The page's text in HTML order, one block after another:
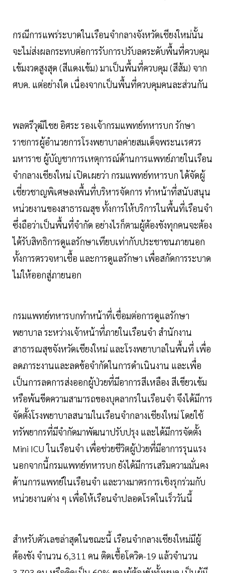
กรณีการแพร่ระบาดในเรือนจำกลางจังหวัดเชียงใหม่นั้น
จะไม่ส่งผลกระทบต่อการรับการปรับลดระดับพื้นที่ควบคุม
เข้มงวดสูงสุด (สีแดงเข้ม) มาเป็นพื้นที่ควบคุม (สีส้ม) จาก
ศบค. แต่อย่างใด เนื่องจากเป็นพื้นที่ควบคุมคนละส่วนกัน
พลตรีวุฒิไชย อิศระ รองเจ้ากรมแพทย์ทหารบก รักษา
ราชการผู้อำนวยการโรงพยาบาลค่ายสมเด็จพระนเรศวร
มหาราช ผู้บัญชาการเหตุการณ์ด้านการแพทย์ภายในเรือน
จำกลางเชียงใหม่ เปิดเผยว่า กรมแพทย์ทหารบก ได้จัดผู้
เชี่ยวชาญพิเศษลงพื้นที่บริหารจัดการ ทำหน้าที่สนับสนุน
หน่วยงานของสาธารณสุข ทั้งการให้บริการในพื้นที่เรือนจำ
ซึ่งถือว่าเป็นพื้นที่จำกัด อย่างไรก็ตามผู้ต้องขังทุกคนจะต้อง
ได้รับสิทธิการดูแลรักษาเทียบเท่ากับประชาชนภายนอก
ทั้งการตรวจหาเชื้อ และการดูแลรักษา เพื่อสกัดการระบาด
ไม่ให้ออกสู่ภายนอก
กรมแพทย์ทหารบกทำหน้าที่เชื่อมต่อการดูแลรักษา
พยาบาล ระหว่างเจ้าหน้าที่ภายในเรือนจำ สำนักงาน
สาธารณสุขจังหวัดเชียงใหม่ และโรงพยาบาลในพื้นที่ เพื่อ
ลดภาระงานและลดข้อจำกัดในการดำเนินงาน และเพื่อ
เป็นการลดการส่งออกผู้ป่วยที่มีอาการสีเหลือง สีเขียวเข้ม
หรือพ้นขีดความสามารถของบุคลากรในเรือนจำ จึงได้มีการ
จัดตั้งโรงพยาบาลสนามในเรือนจำกลางเชียงใหม่ โดยใช้
ทรัพยากรที่มีจำกัดมาพัฒนาปรับปรุง และได้มีการจัดตั้ง
Mini ICU ในเรือนจำ เพื่อช่วยชีวิตผู้ป่วยที่มีอาการรุนแรง
นอกจากนี้กรมแพทย์ทหารบก ยังได้มีการเสริมความมั่นคง
ด้านการแพทย์ในเรือนจำ และวางมาตรการเชิงรุกร่วมกับ
หน่วยงานต่าง ๆ เพื่อให้เรือนจำปลอดโรคในเร็ววันนี้
สำหรับตัวเลขล่าสุดในขณะนี้ เรือนจำกลางเชียงใหม่มีผู้
ต้องขัง จำนวน 6,311 คน ติดเชื้อโควิด-19 แล้วจำนวน